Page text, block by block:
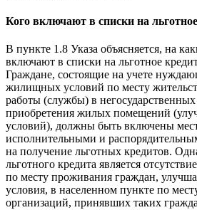
Кого включают в списки на
В пункте 1.8 Указа объясняется, на
включают в списки на льготное
Граждане, состоящие на учете
жилищных условий по месту
работы (службы) в негосударственных
приобретения жилых помещений
условий), должны быть включены
исполнительными и
на получение льготных кредитов.
льготного кредита является
по месту проживания граждан,
условия, в населенном пункте по
организаций, принявших таких